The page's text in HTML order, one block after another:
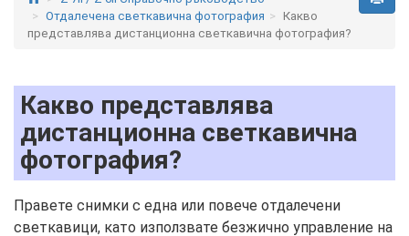
Отдалечена светкавична фотография
Какво
представлява дистанционна светкавична фотография?
Какво представлява
дистанционна светкавична
фотография?
Правете снимки с една или повече отдалечени
светкавици, като използвате безжично управление на